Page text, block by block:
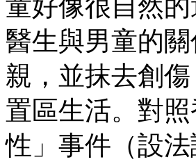
童好像很自然
醫生與男童的
親，並抹去創
置區生活。對
性」事件（設